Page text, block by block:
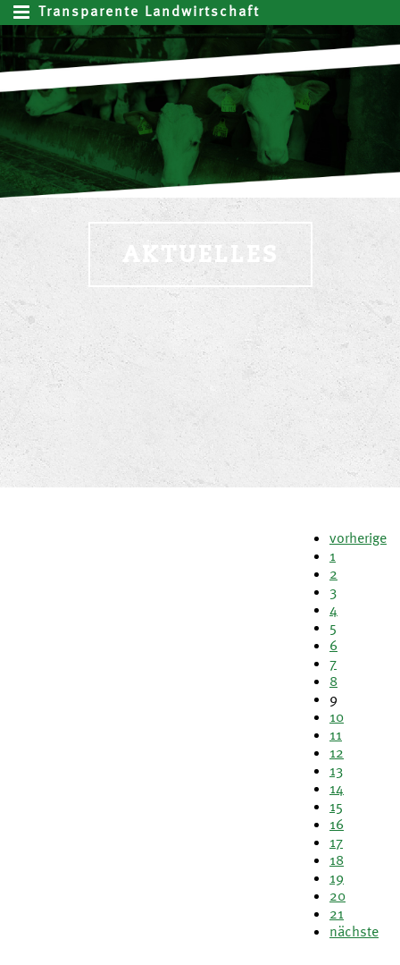
Transparente Landwirtschaft
AKTUELLES
vorherige
1
2
3
4
5
6
7
8
9
10
11
12
13
14
15
16
17
18
19
20
21
nächste